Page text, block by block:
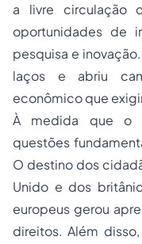
a livre circulação
oportunidades de
pesquisa e
laços e abriu
econômico que
À medida que o
questões
O destino dos
Unido e dos
europeus gerou
direitos. Além